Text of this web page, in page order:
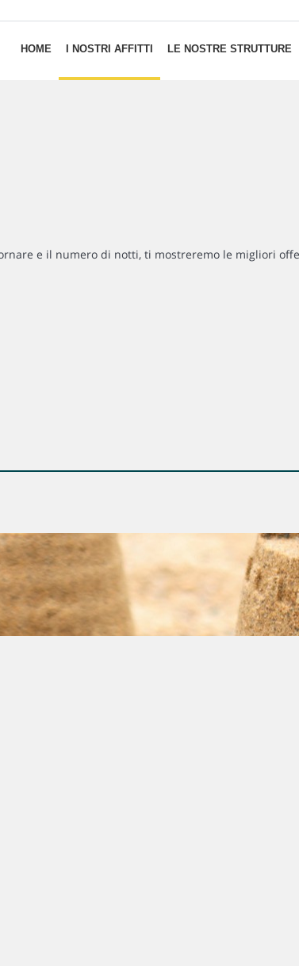
HOME I NOSTRI AFFITTI LE NOSTRE STRUTTURE
e il numero di notti, ti mostreremo le migliori